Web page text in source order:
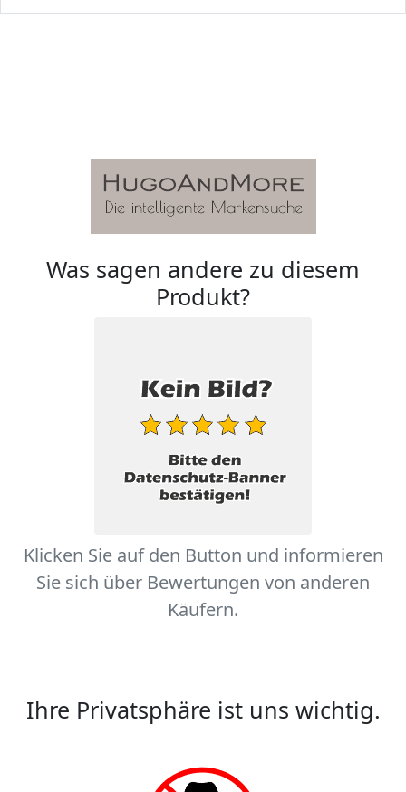
Was sagen andere zu diesem
Produkt?
Klicken Sie auf den Button und informieren
Sie sich über Bewertungen von anderen
Käufern.
Ihre Privatsphäre ist uns wichtig.